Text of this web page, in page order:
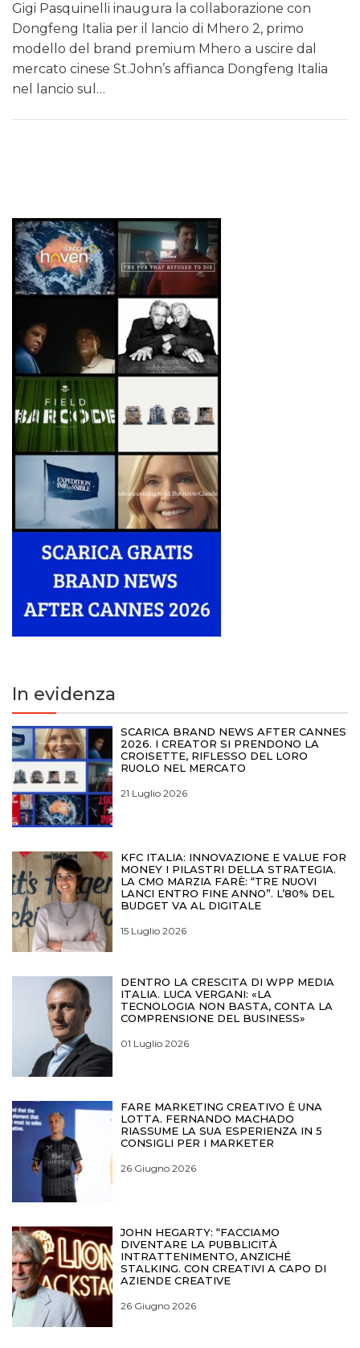
Gigi Pasquinelli inaugura la collaborazione con
Dongfeng Italia per il lancio di Mhero 2, primo
modello del brand premium Mhero a uscire dal
mercato cinese St.John’s affianca Dongfeng Italia
nel lancio sul…
In evidenza
SCARICA BRAND NEWS AFTER CANNES
2026. I CREATOR SI PRENDONO LA
CROISETTE, RIFLESSO DEL LORO
RUOLO NEL MERCATO
21 Luglio 2026
KFC ITALIA: INNOVAZIONE E VALUE FOR
MONEY I PILASTRI DELLA STRATEGIA.
LA CMO MARZIA FARÈ: “TRE NUOVI
LANCI ENTRO FINE ANNO”. L’80% DEL
BUDGET VA AL DIGITALE
15 Luglio 2026
DENTRO LA CRESCITA DI WPP MEDIA
ITALIA. LUCA VERGANI: «LA
TECNOLOGIA NON BASTA, CONTA LA
COMPRENSIONE DEL BUSINESS»
01 Luglio 2026
FARE MARKETING CREATIVO È UNA
LOTTA. FERNANDO MACHADO
RIASSUME LA SUA ESPERIENZA IN 5
CONSIGLI PER I MARKETER
26 Giugno 2026
JOHN HEGARTY: “FACCIAMO
DIVENTARE LA PUBBLICITÀ
INTRATTENIMENTO, ANZICHÉ
STALKING. CON CREATIVI A CAPO DI
AZIENDE CREATIVE
26 Giugno 2026